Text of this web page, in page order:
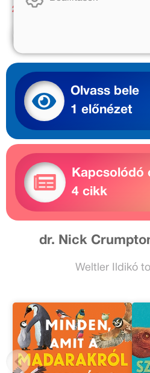
2 799 Ft
Olvass bele
1 előnézet
Kapcsolódó
4 cikk
dr. Nick
Weltler Ildikó